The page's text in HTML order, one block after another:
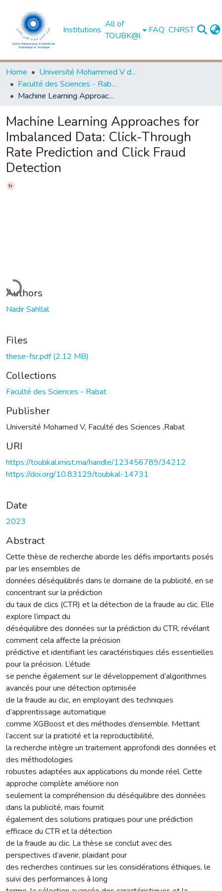
Institutions
All of
TOUBK@l
FAQ CNRST
Home
Université Mohammed V de Rabat
Faculté des Sciences - Rabat
Machine Learning Approaches for Imbalanced Data: Click-Through Rate Prediction and Click Fraud Detection
Machine Learning Approaches for
Imbalanced Data: Click-Through
Rate Prediction and Click Fraud
Detection
fr
Loading...
Authors
Nadir Sahllal
Files
these-fsr.pdf(2.12 MB)
Collections
Faculté des Sciences - Rabat
Publisher
Université Mohamed V, Faculté des Sciences ,Rabat
URI
https://toubkal.imist.ma/handle/123456789/34212
https://doi.org/10.83129/toubkal-14731
Date
2023
Abstract
Cette thèse de recherche aborde les défis importants posés
par les ensembles de
données déséquilibrés dans le domaine de la publicité, en se
concentrant sur la prédiction
du taux de clics (CTR) et la détection de la fraude au clic. Elle
explore l’impact du
déséquilibre des données sur la prédiction du CTR, révélant
comment cela affecte la précision
prédictive et identifiant les caractéristiques clés essentielles
pour la précision. L’étude
se penche également sur le développement d’algorithmes
avancés pour une détection optimisée
de la fraude au clic, en employant des techniques
d’apprentissage automatique
comme XGBoost et des méthodes d’ensemble. Mettant
l’accent sur la praticité et la reproductibilité,
la recherche intègre un traitement approfondi des données et
des méthodologies
robustes adaptées aux applications du monde réel. Cette
approche complète améliore non
seulement la compréhension du déséquilibre des données
dans la publicité, mais fournit
également des solutions pratiques pour une prédiction
efficace du CTR et la détection
de la fraude au clic. La thèse se conclut avec des
perspectives d’avenir, plaidant pour
des recherches continues sur les considérations éthiques, le
suivi des performances à long